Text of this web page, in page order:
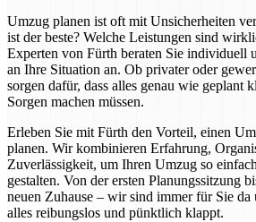
Umzug planen ist oft mit Unsicherheiten
ist der beste? Welche Leistungen sind
Experten von Fürth beraten Sie individuell
an Ihre Situation an. Ob privater oder
sorgen dafür, dass alles genau wie geplant
Sorgen machen müssen.
Erleben Sie mit Fürth den Vorteil, einen
planen. Wir kombinieren Erfahrung,
Zuverlässigkeit, um Ihren Umzug so
gestalten. Von der ersten Planungssitzung
neuen Zuhause – wir sind immer für Sie da
alles reibungslos und pünktlich klappt.